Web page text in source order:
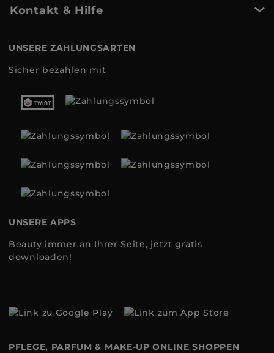
Kontakt & Hilfe
UNSERE ZAHLUNGSARTEN
Sicher bezahlen mit
UNSERE APPS
Beauty immer an Ihrer Seite, jetzt gratis
downloaden!
PFLEGE, PARFUM & MAKE-UP ONLINE SHOPPEN